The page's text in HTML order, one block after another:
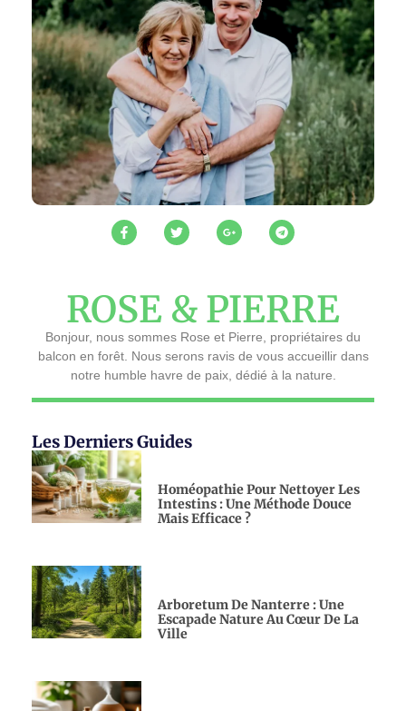
ROSE & PIERRE
Bonjour, nous sommes Rose et Pierre, propriétaires du
balcon en forêt. Nous serons ravis de vous accueillir dans
notre humble havre de paix, dédié à la nature.
Les Derniers Guides
Homéopathie Pour Nettoyer Les
Intestins : Une Méthode Douce
Mais Efficace ?
Arboretum De Nanterre : Une
Escapade Nature Au Cœur De La
Ville